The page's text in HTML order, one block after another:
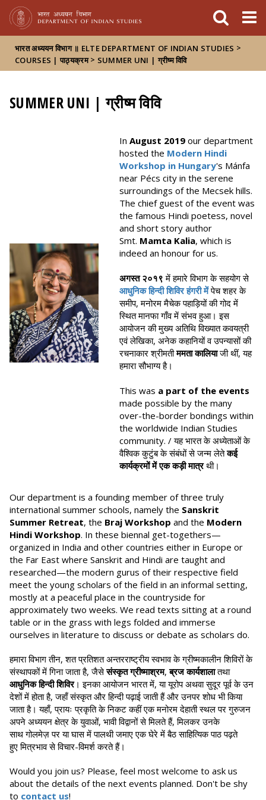
भारत अध्ययन विभाग ॥ ELTE DEPARTMENT OF INDIAN STUDIES >
COURSES | पाठ्यक्रम > SUMMER UNI | ग्रीष्म विवि
SUMMER UNI | ग्रीष्म विवि
In August 2019 our department
hosted the Modern Hindi
Workshop in Hungary's Mánfa
near Pécs city in the serene
surroundings of the Mecsek hills.
The chief guest of the event was
the famous Hindi poetess, novel
and short story author
Smt. Mamta Kalia, which is
indeed an honour for us.
अगस्त २०१९ में हमारे विभाग के सहयोग से
आधुनिक हिन्दी शिविर हंगरी मेंपेच शहर के
समीप, मनोरम मैचेक पहाड़ियों की गोद में
स्थित मानफा गाँव में संभव हुआ। इस
आयोजन की मुख्य अतिथि विख्यात कवयत्री
एवं लेखिका, अनेक कहानियों व उपन्यासों की
रचनाकार श्रीमतीममता कालियाजी थीं, यह
हमारा सौभाग्य है।
This was a part of the events
made possible by the many
over-the-border bondings within
the worldwide Indian Studies
community. / यह भारत के अध्येताओं के
वैश्विक कुटुंब के संबंधों से जन्म लेतेकई
कार्यक्रमों में एक कड़ी मात्रथी।
Our department is a founding member of three truly
international summer schools, namely the Sanskrit
Summer Retreat, the Braj Workshop and the Modern
Hindi Workshop. In these biennal get-togethers—
organized in India and other countries either in Europe or
the Far East where Sanskrit and Hindi are taught and
researched—the modern gurus of their respective field
meet the young scholars of the field in an informal setting,
mostly at a peaceful place in the countryside for
approximately two weeks. We read texts sitting at a round
table or in the grass with legs folded and immerse
ourselves in literature to discuss or debate as scholars do.
हमारा विभाग तीन, शत प्रतिशत अन्तरराष्ट्रीय स्वभाव के ग्रीष्मकालीन शिविरों के
संस्थापकों में गिना जाता है, जैसेसंस्कृत ग्रीष्माश्रम,ब्रज कार्यशालातथा
आधुनिक हिन्दी शिविर। इनका आयोजन भारत में, या यूरोप अथवा सुदूर पूर्व के उन
देशों में होता है, जहाँ संस्कृत और हिन्दी पढ़ाई जाती हैं और उनपर शोध भी किया
जाता है। यहाँ, प्रायः प्रकृति के निकट कहीं एक मनोरम देहाती स्थल पर गुरुजन
अपने अध्ययन क्षेत्र के युवाओं, भावी विद्वानों से मिलते हैं, मिलकर उनके
साथ गोलमेज़ पर या घास में पालथी जमाए एक घेरे में बैठ साहित्यिक पाठ पढ़ते
हुए मित्रभाव से विचार-विमर्श करते हैं।
Would you join us? Please, feel most welcome to ask us
about the details of the next events planned. Don't be shy
to contact us!